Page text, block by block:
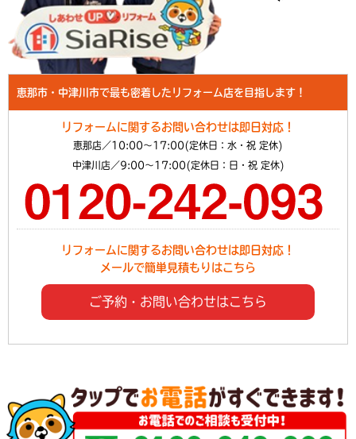
恵那市・中津川市で最も密着したリフォーム店を目指します！
リフォームに関するお問い合わせは即日対応！
恵那店／10:00～17:00(定休日：水・祝 定休)
中津川店／9:00～17:00(定休日：日・祝 定休)
リフォームに関するお問い合わせは即日対応！
メールで簡単見積もりはこちら
ご予約・お問い合わせはこちら